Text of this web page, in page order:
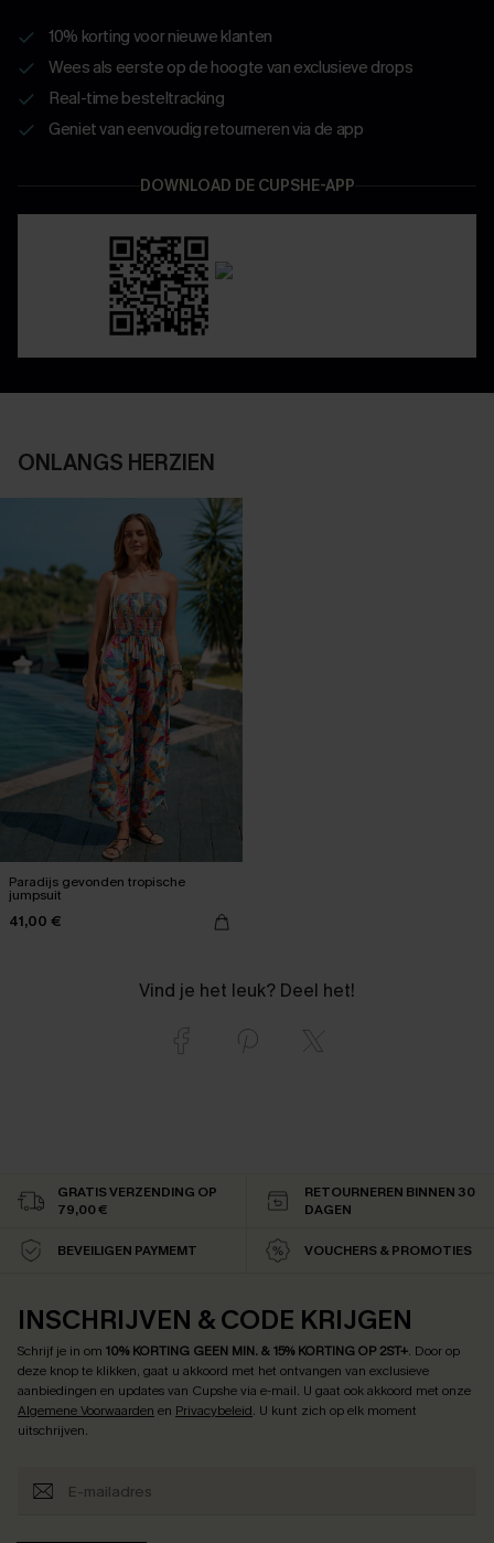
10% korting voor nieuwe klanten
Wees als eerste op de hoogte van exclusieve drops
Real-time besteltracking
Geniet van eenvoudig retourneren via de app
DOWNLOAD DE CUPSHE-APP
ONLANGS HERZIEN
Paradijs gevonden tropische
jumpsuit
41,00 €
Vind je het leuk? Deel het!
GRATIS VERZENDING OP
79,00 €
RETOURNEREN BINNEN 30
DAGEN
BEVEILIGEN PAYMEMT VOUCHERS & PROMOTIES
INSCHRIJVEN & CODE KRIJGEN
Schrijf je in om 10% KORTING GEEN MIN. & 15% KORTING OP 2ST+. Door op
deze knop te klikken, gaat u akkoord met het ontvangen van exclusieve
aanbiedingen en updates van Cupshe via e-mail. U gaat ook akkoord met onze
Algemene Voorwaarden en Privacybeleid. U kunt zich op elk moment
uitschrijven.